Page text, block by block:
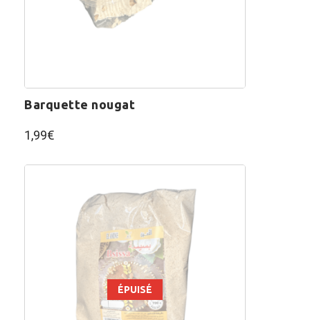
barquette nougat
1,99€
ÉPUISÉ